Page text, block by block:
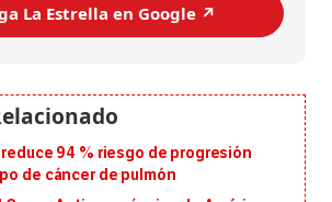
La Estrella en Google ↗️
94 % riesgo de progresión
de cáncer de pulmón